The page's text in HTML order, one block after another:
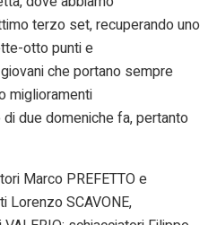
terzo set, recuperando uno
otto punti e
che portano sempre
miglioramenti
due domeniche fa, pertanto
Marco PREFETTO e
Lorenzo SCAVONE,